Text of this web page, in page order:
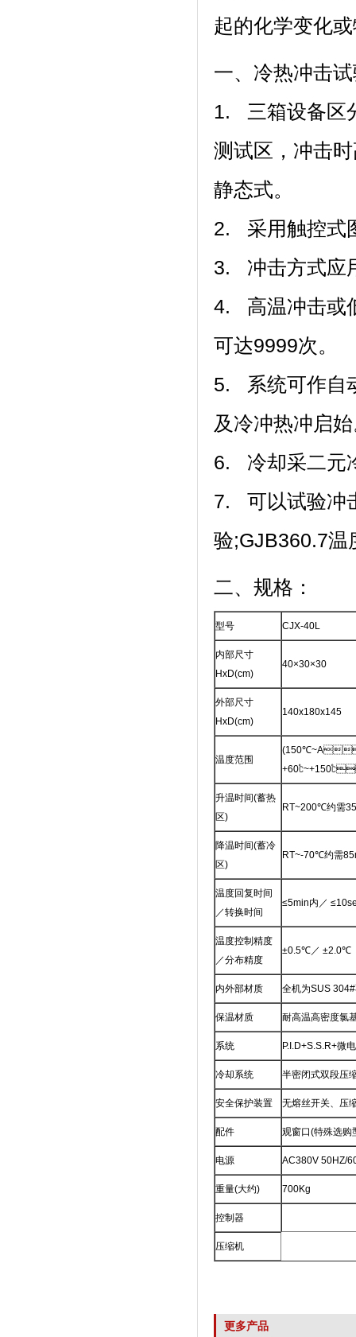
起的化学变化或物
一、冷热冲击试
1. 三箱设备区分
测试区，冲
静态式。
2. 采用触控式图
3. 冲击方式应用
4. 高温冲击或
可达9999次。
5. 系统可作自
及冷冲热冲启始
6. 冷却采二元冷
7. 可以试验冲
验;GJB360.7温
二、规格：
型号 CJX-40L
内部尺寸
HxD(cm)
40×30×30
外部尺寸
HxD(cm)
140x180x145
温度范围
升温时间(蓄热
区)
RT~200℃约需
降温时间(蓄冷
区)
RT~-70℃约需
温度回复时间
／转换时间
≤5min内／
温度控制精度
／分布精度
±0.5℃／ ±2.0℃
内外部材质 全机为SUS 304#
保温材质 耐高温高密度氯
系统 P.I.D+S.S.R+微
冷却系统 半密闭式双段压
安全保护装置 无熔丝开关、压
配件 观窗口(特殊选购型
电源 AC380V 50HZ/
重量(大约) 700Kg
控制器
压缩机
更多产品